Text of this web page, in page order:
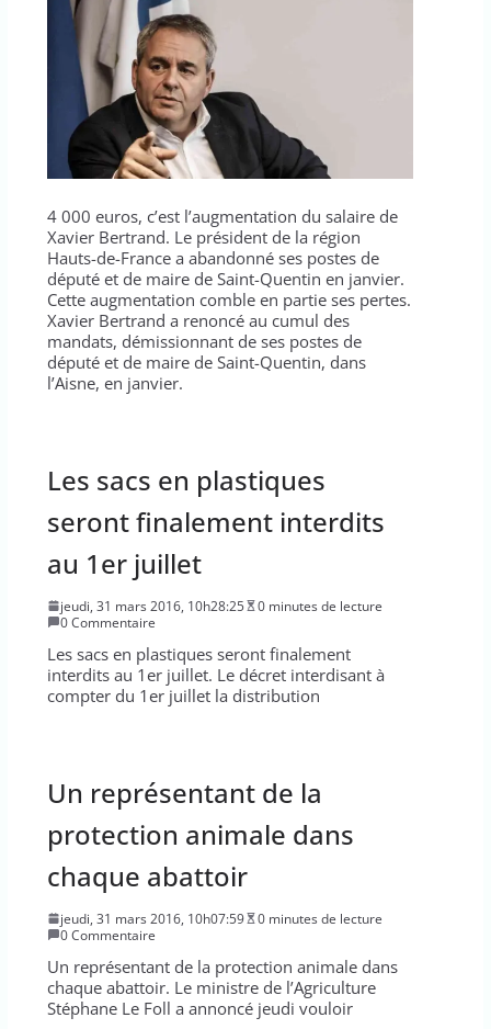
4 000 euros, c’est l’augmentation du salaire de
Xavier Bertrand. Le président de la région
Hauts-de-France a abandonné ses postes de
député et de maire de Saint-Quentin en janvier.
Cette augmentation comble en partie ses pertes.
Xavier Bertrand a renoncé au cumul des
mandats, démissionnant de ses postes de
député et de maire de Saint-Quentin, dans
l’Aisne, en janvier.
Les sacs en plastiques
seront finalement interdits
au 1er juillet
jeudi, 31 mars 2016, 10h28:25
0 minutes de lecture
0 Commentaire
Les sacs en plastiques seront finalement
interdits au 1er juillet. Le décret interdisant à
compter du 1er juillet la distribution
Un représentant de la
protection animale dans
chaque abattoir
jeudi, 31 mars 2016, 10h07:59
0 minutes de lecture
0 Commentaire
Un représentant de la protection animale dans
chaque abattoir. Le ministre de l’Agriculture
Stéphane Le Foll a annoncé jeudi vouloir